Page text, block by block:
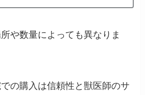
や数量によっても異なりま
の購入は信頼性と獣医師のサ